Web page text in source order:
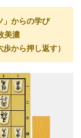
」からの学び
美濃
から押し返す）